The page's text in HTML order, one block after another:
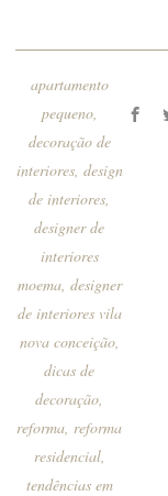
apartamento
pequeno,
decoração de
interiores, design
de interiores,
designer de
interiores
moema, designer
de interiores vila
nova conceição,
dicas de
decoração,
reforma,reforma
residencial,
tendências em